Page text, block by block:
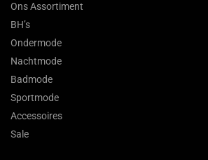
Ons Assortiment
BH’s
Ondermode
Nachtmode
Badmode
Sportmode
Accessoires
Sale